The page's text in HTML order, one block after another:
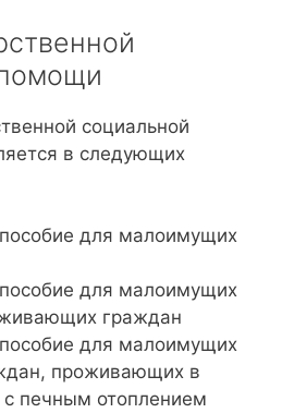
социальной
в следующих
для малоимущих
для малоимущих
граждан
для малоимущих
проживающих в
печным отоплением